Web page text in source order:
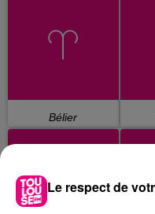
Bélier
Le respect de